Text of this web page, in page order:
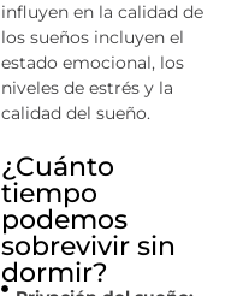
influyen en la calidad de
los sueños incluyen el
estado emocional, los
niveles de estrés y la
calidad del sueño.
¿Cuánto
tiempo
podemos
sobrevivir sin
dormir?